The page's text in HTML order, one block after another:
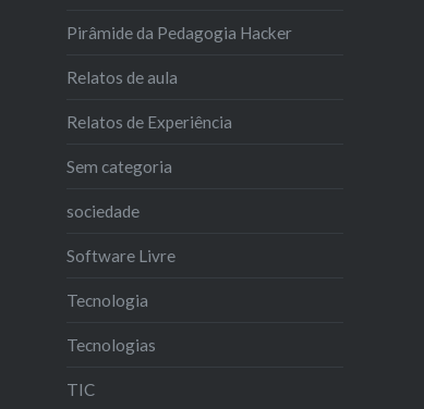
Pirâmide da Pedagogia Hacker
Relatos de aula
Relatos de Experiência
Sem categoria
sociedade
Software Livre
Tecnologia
Tecnologias
TIC